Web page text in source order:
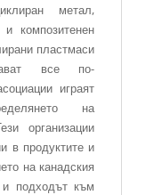
метал,
композитенен
пластмаси
все по-
играят
на
организации
в продуктите и
на канадския
подходът към